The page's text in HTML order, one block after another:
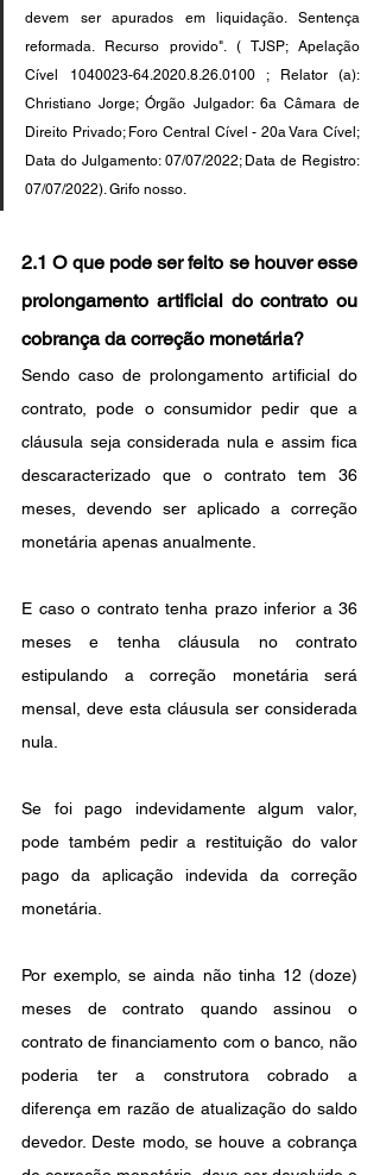
devem ser apurados em liquidação. Sentença
reformada. Recurso provido". ( TJSP; Apelação
Cível 1040023-64.2020.8.26.0100 ; Relator (a):
Christiano Jorge; Órgão Julgador: 6a Câmara de
Direito Privado; Foro Central Cível - 20a Vara Cível;
Data do Julgamento: 07/07/2022; Data de Registro:
07/07/2022). Grifo nosso.
2.1 O que pode ser feito se houver esse
prolongamento artificial do contrato ou
cobrança da correção monetária?
Sendo caso de prolongamento artificial do
contrato, pode o consumidor pedir que a
cláusula seja considerada nula e assim fica
descaracterizado que o contrato tem 36
meses, devendo ser aplicado a correção
monetária apenas anualmente.
E caso o contrato tenha prazo inferior a 36
meses e tenha cláusula no contrato
estipulando a correção monetária será
mensal, deve esta cláusula ser considerada
nula.
Se foi pago indevidamente algum valor,
pode também pedir a restituição do valor
pago da aplicação indevida da correção
monetária.
Por exemplo, se ainda não tinha 12 (doze)
meses de contrato quando assinou o
contrato de financiamento com o banco, não
poderia ter a construtora cobrado a
diferença em razão de atualização do saldo
devedor. Deste modo, se houve a cobrança